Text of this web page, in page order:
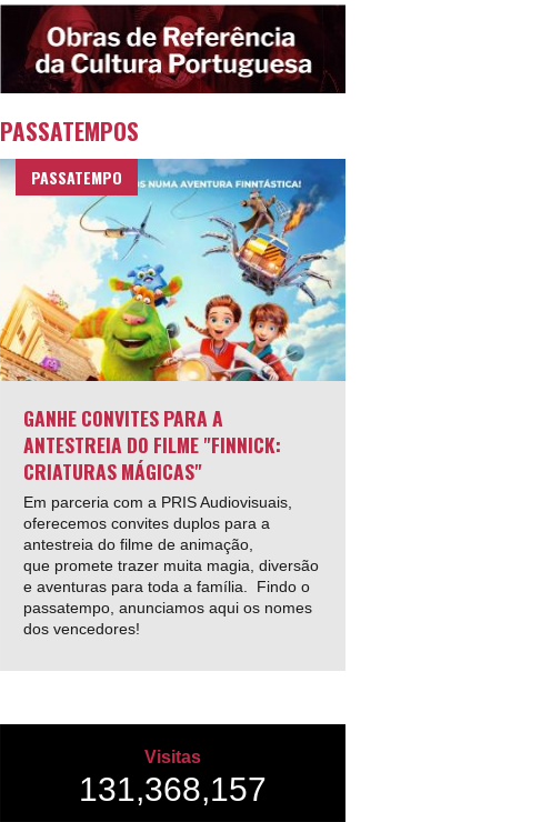
PASSATEMPOS
PASSATEMPO
GANHE CONVITES PARA A
ANTESTREIA DO FILME "FINNICK:
CRIATURAS MÁGICAS"
Em parceria com a PRIS Audiovisuais,
oferecemos convites duplos para a
antestreia do filme de animação,
que promete trazer muita magia, diversão
e aventuras para toda a família. Findo o
passatempo, anunciamos aqui os nomes
dos vencedores!
Visitas
131,368,157